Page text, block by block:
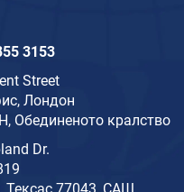
3153
Street
Лондон
Обединеното кралство
Dr.